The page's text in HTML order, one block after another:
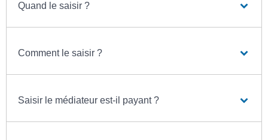
Quand le saisir ?
Comment le saisir ?
Saisir le médiateur est-il payant ?